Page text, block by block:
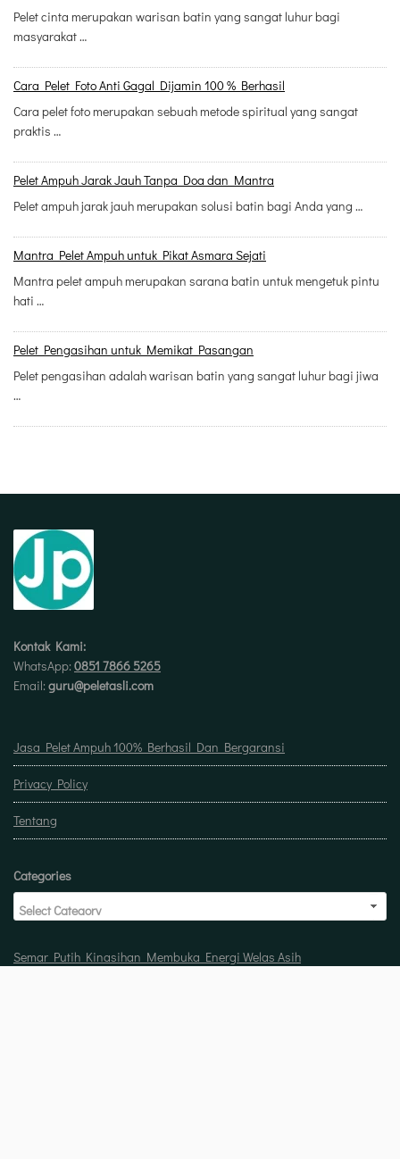
Pelet cinta merupakan warisan batin yang sangat luhur bagi
masyarakat …
Cara Pelet Foto Anti Gagal Dijamin 100 % Berhasil
Cara pelet foto merupakan sebuah metode spiritual yang sangat
praktis …
Pelet Ampuh Jarak Jauh Tanpa Doa dan Mantra
Pelet ampuh jarak jauh merupakan solusi batin bagi Anda yang …
Mantra Pelet Ampuh untuk Pikat Asmara Sejati
Mantra pelet ampuh merupakan sarana batin untuk mengetuk pintu
hati …
Pelet Pengasihan untuk Memikat Pasangan
Pelet pengasihan adalah warisan batin yang sangat luhur bagi jiwa
…
Kontak Kami:
WhatsApp: 0851 7866 5265
Email: guru@peletasli.com
Jasa Pelet Ampuh 100% Berhasil Dan Bergaransi
Privacy Policy
Tentang
Categories
Semar Putih Kinasihan Membuka Energi Welas Asih